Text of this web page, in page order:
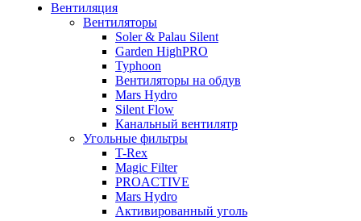
Вентиляция
Вентиляторы
Soler & Palau Silent
Garden HighPRO
Typhoon
Вентиляторы на обдув
Mars Hydro
Silent Flow
Канальный вентилятр
Угольные фильтры
T-Rex
Magic Filter
PROACTIVE
Mars Hydro
Активированный уголь